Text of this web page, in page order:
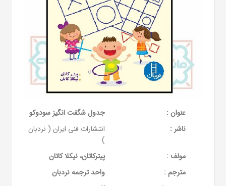
عنوان :
جدول شگفت انگیز سودوکو
ناشر :
انتشارات فنی ایران ( نردبان
)
مولف :
پیترکاتان، نیکلا کاتان
مترجم :
واحد ترجمه نردبان